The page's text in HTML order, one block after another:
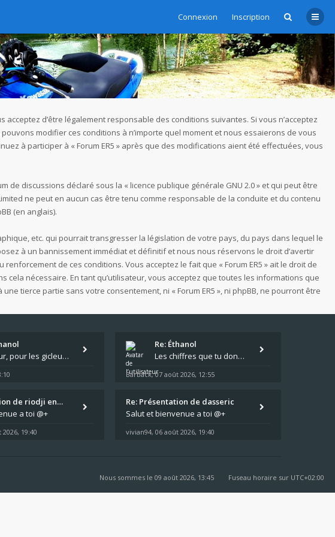
Connexion Inscription
acceptez d’être légalement responsable des conditions suivantes. Si vous n’acceptez
modifier ces conditions à n’importe quel moment et nous essaierons de vous
à participer à « Forum ER5 » après que des modifications aient été effectuées, vous
de discussions déclaré sous la « licence publique générale GNU 2.0» et qui peut être
ne peut en aucun cas être tenu comme responsable de la conduite et du contenu
(en anglais).
etc. qui pourrait transgresser la législation de votre pays, du pays dans lequel le
à un bannissement immédiat et définitif et nous nous réservons le droit d’avertir
de ces conditions. Vous acceptez le fait que « Forum ER5 » ait le droit de
nécessaire. En tant qu’utilisateur, vous acceptez que toutes les informations que
tierce partie sans votre consentement, ni « Forum ER5 », ni phpBB, ne pourront être
Bonjour, pour les gicleurs, vous avez tout chez Motokristen à Bar sur Aube. https://www.motokristen.fr/produits/4946-l
Re: Éthanol
Les chiffres que tu donnes, c'est bien les tailles de gicleur ? Par contre tes "-2 tours" à quoi correspondent t'ils ?
Barback,07 août 2026, 12:55
de riodji en…
a toi @+
19:40
Re: Présentation de dasseric
Salut et bienvenue a toi @+
vivian94, 06 août 2026, 19:40
Fuseau horaire sur UTC+02:00
Nous sommes le 09 août 2026, 13:45